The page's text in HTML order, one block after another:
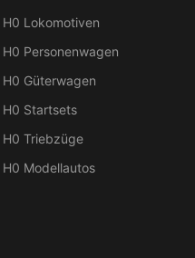
H0 Lokomotiven
H0 Personenwagen
H0 Güterwagen
H0 Startsets
H0 Triebzüge
H0 Modellautos